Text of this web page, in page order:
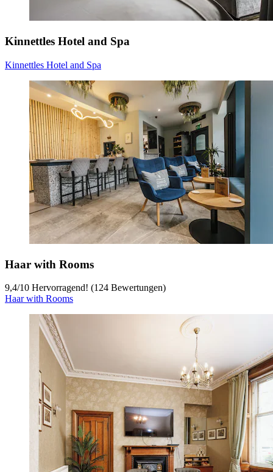
Kinnettles Hotel and Spa
Kinnettles Hotel and Spa
Haar with Rooms
9,4/10 Hervorragend! (124 Bewertungen)
Haar with Rooms